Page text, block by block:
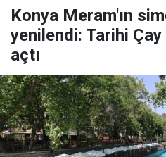
Konya Meram'ın
yenilendi: Tarihi Çay
açtı